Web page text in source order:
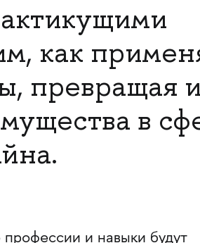
как
превращая
в
и навыки будут